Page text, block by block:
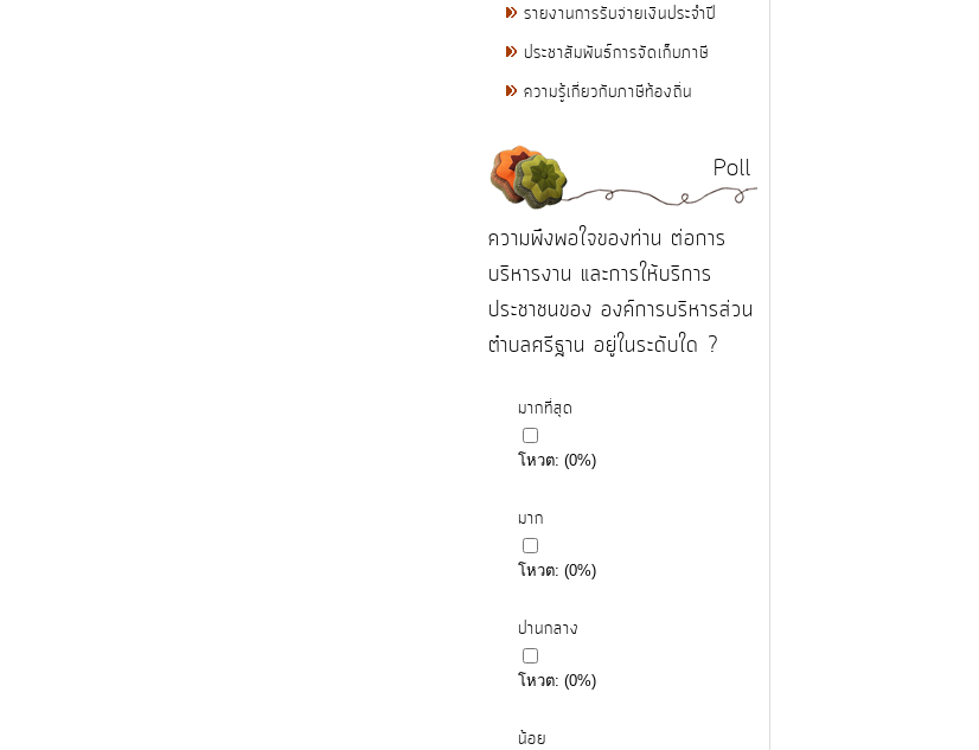
รายงานการรับจ่ายเงินประจำปี
ประชาสัมพันธ์การจัดเก็บภาษี
ความรู้เกี่ยวกับภาษีท้องถิ่น
Poll
ความพึงพอใจของท่าน ต่อการ
บริหารงาน และการให้บริการ
ประชาชนของ องค์การบริหารส่วน
ตำบลศรีฐาน อยู่ในระดับใด ?
มากที่สุด
โหวต: (0%)
มาก
โหวต: (0%)
ปานกลาง
โหวต: (0%)
น้อย